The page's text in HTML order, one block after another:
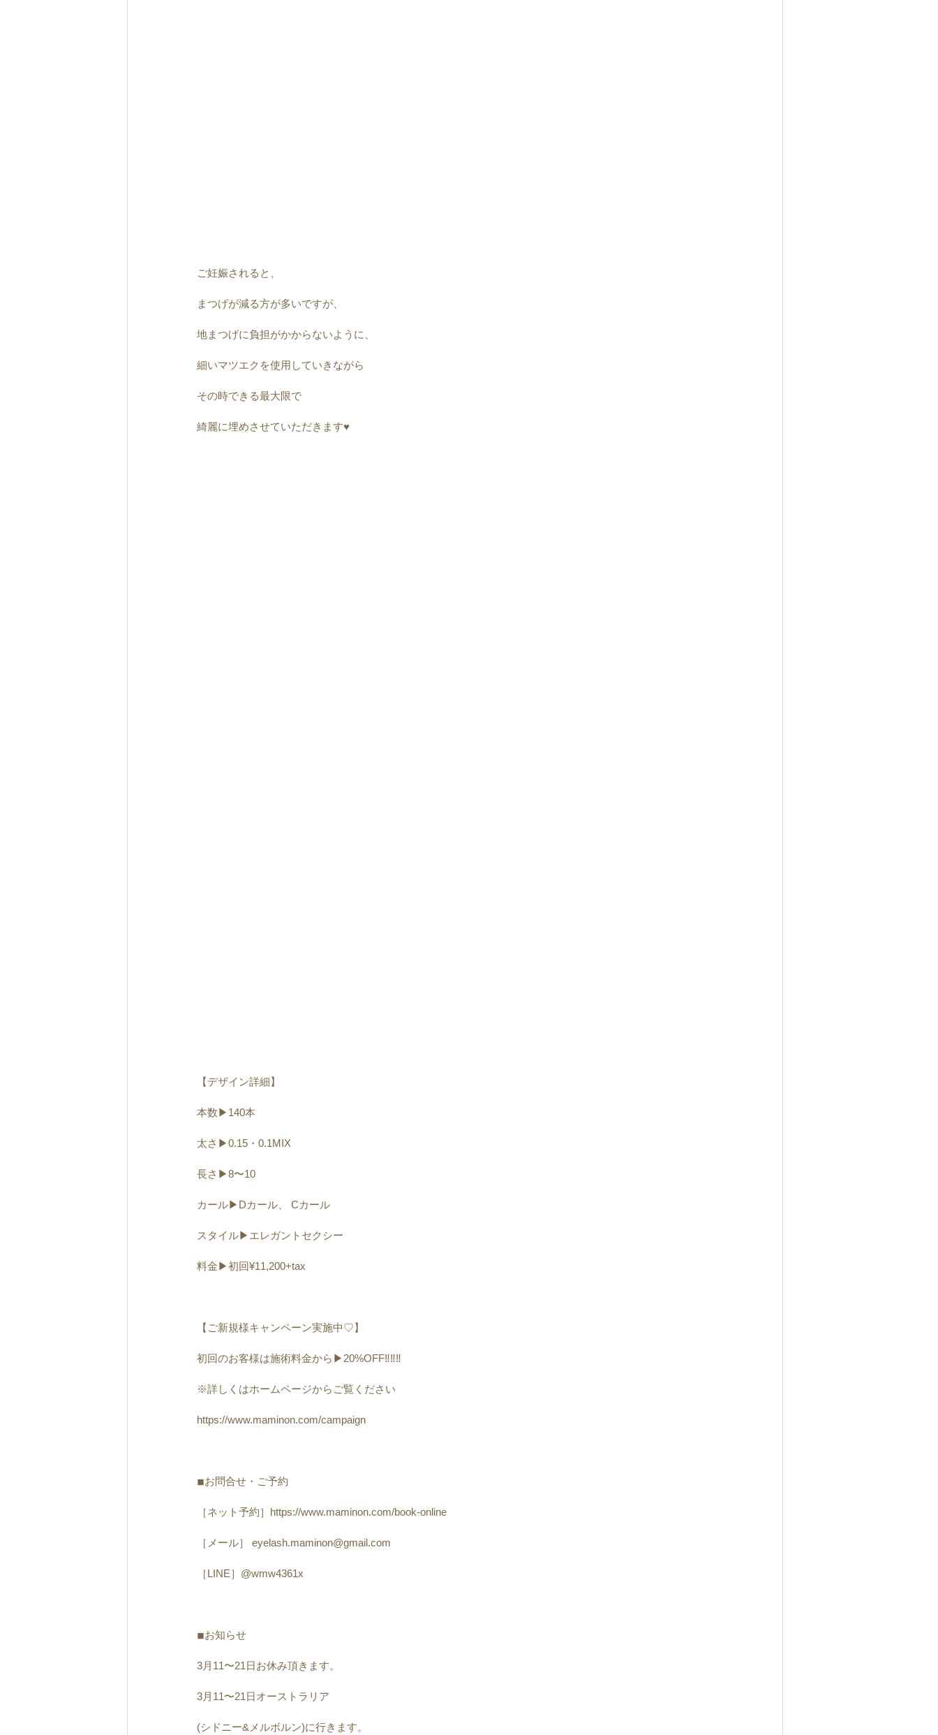
ご妊娠されると、
まつげが減る方が多いですが、
地まつげに負担がかからないように、
細いマツエクを使用していきながら
その時できる最大限で
綺麗に埋めさせていただきます♥︎︎
【デザイン詳細】
本数▶︎140本
太さ▶︎0.15・0.1MIX
長さ▶︎8〜10
カール▶︎Dカール、 Cカール
スタイル▶︎エレガントセクシー
料金▶︎初回¥11,200+tax
【ご新規様キャンペーン実施中♡】
初回のお客様は施術料金から▶︎20%OFF‼️‼️‼️
※詳しくはホームページからご覧ください
https://www.maminon.com/campaign
◾︎お問合せ・ご予約
［ネット予約］https://www.maminon.com/book-online
［メール］ eyelash.maminon@gmail.com
［LINE］@wmw4361x
◾︎お知らせ
3月11〜21日お休み頂きます。
3月11〜21日オーストラリア
(シドニー&メルボルン)に行きます。